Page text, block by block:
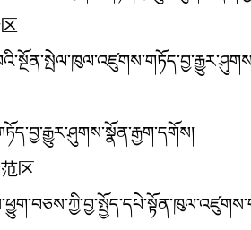
区